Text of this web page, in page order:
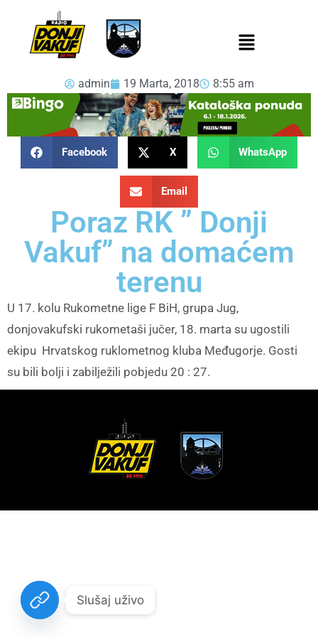
admin 19 Marta, 2018 8:55 am
Facebook X WhatsApp
Email
Poraz RK ” Donji
Vakuf” na domaćem
terenu
U 17. kolu Rukometne lige F BiH, grupa Jug,
donjovakufski rukometaši jučer, 18. marta su ugostili
ekipu Hrvatskog ruklometnog kluba Međugorje. Gosti
su bili bolji i zabilježili pobjedu 20 : 27.
Slušaj uživo